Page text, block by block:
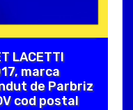
LACETTI
marca
de Parbriz
cod postal